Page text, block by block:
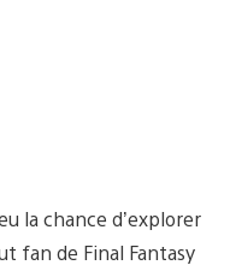
la chance d’explorer
fan de Final Fantasy